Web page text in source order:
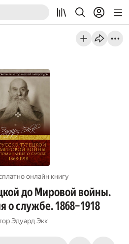
онлайн книгу
до Мировой войны.
о службе. 1868–1918
Эдуард Экк